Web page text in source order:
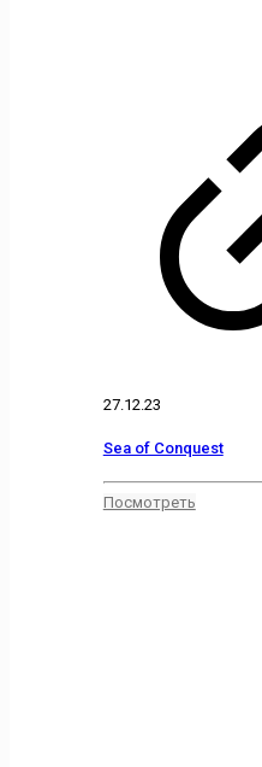
27.12.23
Sea of Conquest
Посмотреть